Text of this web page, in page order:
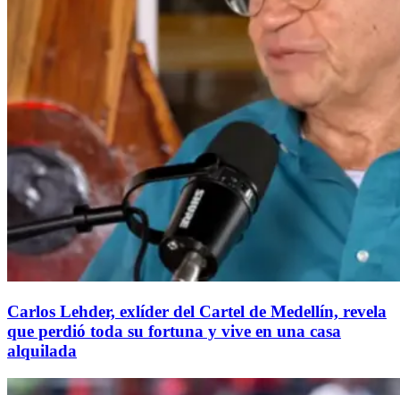
Carlos Lehder, exlíder del Cartel de Medellín, revela
que perdió toda su fortuna y vive en una casa
alquilada